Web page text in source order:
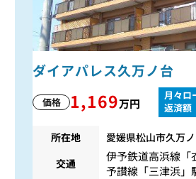
ダイアパレス久万ノ台
価格 1,169万円
月々ロ
返済額
所在地
愛媛県松山市久万
交通
伊予鉄道高浜線 「
予讃線 「三津浜」